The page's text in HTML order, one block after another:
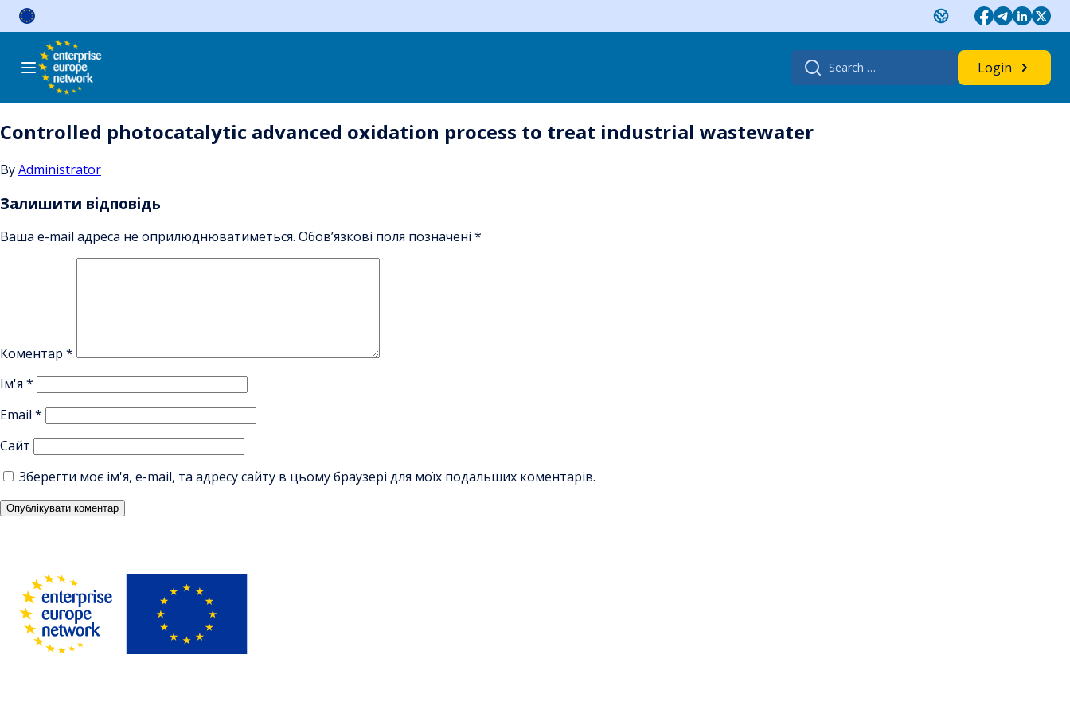
Skip
Search
for:
Login
Controlled photocatalytic advanced oxidation process to treat industrial wastewater
ByAdministrator
Залишити відповідь
Ваша e-mail адреса не оприлюднюватиметься. Обов’язкові поля позначені *
Коментар *
Ім'я *
Email *
Сайт
Зберегти моє ім'я, e-mail, та адресу сайту в цьому браузері для моїх подальших коментарів.